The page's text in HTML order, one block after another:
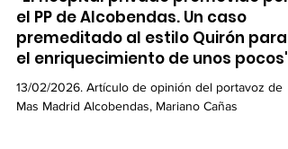
"El hospital privado promovido por
el PP de Alcobendas. Un caso
premeditado al estilo Quirón para
el enriquecimiento de unos pocos"
13/02/2026. Artículo de opinión del portavoz de